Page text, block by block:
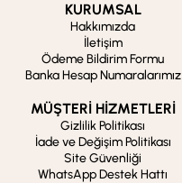
KURUMSAL
Hakkımızda
İletişim
Ödeme Bildirim Formu
Banka Hesap Numaralarımız
MÜŞTERİ HİZMETLERİ
Gizlilik Politikası
İade ve Değişim Politikası
Site Güvenliği
WhatsApp Destek Hattı